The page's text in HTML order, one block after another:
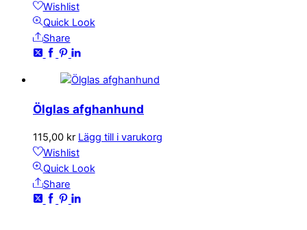
Wishlist
Quick Look
Share
Ölglas afghanhund
115,00 kr Lägg till i varukorg
Wishlist
Quick Look
Share